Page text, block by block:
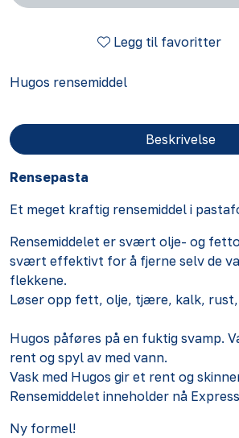
Legg til favoritter
Hugos rensemiddel
Beskrivelse
Rensepasta
Et meget kraftig rensemiddel i
Rensemiddelet er svært olje- og
svært effektivt for å fjerne selv de
flekkene.
Løser opp fett, olje, tjære, kalk,
Hugos påføres på en fuktig svamp.
rent og spyl av med vann.
Vask med Hugos gir et rent og
Rensemiddelet inneholder nå
Ny formel!